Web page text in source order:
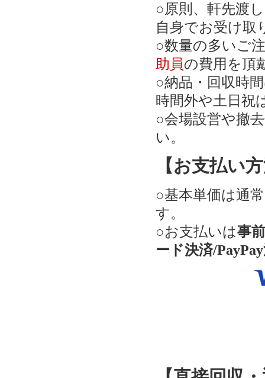
○原則、軒先渡
自身でお受け取
○数量の多いご
助員の費用を頂
○納品・回収時
時間外や土日祝
○会場設営や撤
い。
【お支払い
○基本単価は通
す。
○お支払いは事
ード決済/